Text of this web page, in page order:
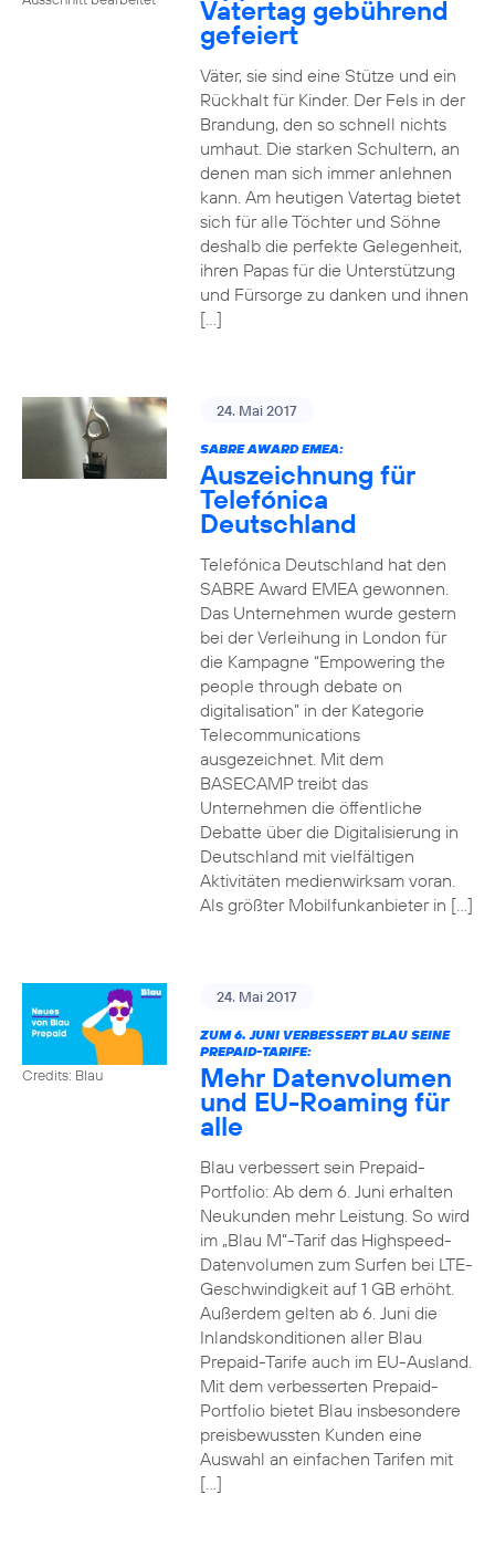
Vatertag gebührend
gefeiert
Väter, sie sind eine Stütze und ein
Rückhalt für Kinder. Der Fels in der
Brandung, den so schnell nichts
umhaut. Die starken Schultern, an
denen man sich immer anlehnen
kann. Am heutigen Vatertag bietet
sich für alle Töchter und Söhne
deshalb die perfekte Gelegenheit,
ihren Papas für die Unterstützung
und Fürsorge zu danken und ihnen
[…]
24. Mai 2017
SABRE AWARD EMEA:
Auszeichnung für
Telefónica
Deutschland
Telefónica Deutschland hat den
SABRE Award EMEA gewonnen.
Das Unternehmen wurde gestern
bei der Verleihung in London für
die Kampagne “Empowering the
people through debate on
digitalisation” in der Kategorie
Telecommunications
ausgezeichnet. Mit dem
BASECAMP treibt das
Unternehmen die öffentliche
Debatte über die Digitalisierung in
Deutschland mit vielfältigen
Aktivitäten medienwirksam voran.
Als größter Mobilfunkanbieter in […]
Credits: Blau
24. Mai 2017
ZUM 6. JUNI VERBESSERT BLAU SEINE
PREPAID-TARIFE:
Mehr Datenvolumen
und EU-Roaming für
alle
Blau verbessert sein Prepaid-
Portfolio: Ab dem 6. Juni erhalten
Neukunden mehr Leistung. So wird
im „Blau M“-Tarif das Highspeed-
Datenvolumen zum Surfen bei LTE-
Geschwindigkeit auf 1 GB erhöht.
Außerdem gelten ab 6. Juni die
Inlandskonditionen aller Blau
Prepaid-Tarife auch im EU-Ausland.
Mit dem verbesserten Prepaid-
Portfolio bietet Blau insbesondere
preisbewussten Kunden eine
Auswahl an einfachen Tarifen mit
[…]